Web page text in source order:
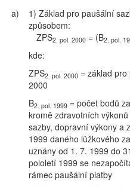
a)
1) Základ pro paušální
způsobem:
ZPS2. pol. 2000= (B2. pol.
kde:
ZPS2. pol. 2000 = základ
2000
B2. pol. 1999 = počet bodů
kromě zdravotních
sazby, dopravní výkony a
1999 daného lůžkového
uznány od 1. 7. 1999 do
pololetí 1999 se
rámec paušální platby